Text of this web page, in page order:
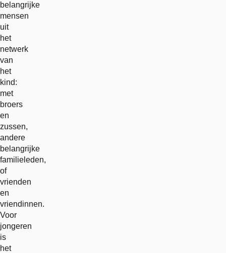
belangrijke
mensen
uit
het
netwerk
van
het
kind:
met
broers
en
zussen,
andere
belangrijke
familieleden,
of
vrienden
en
vriendinnen.
Voor
jongeren
is
het